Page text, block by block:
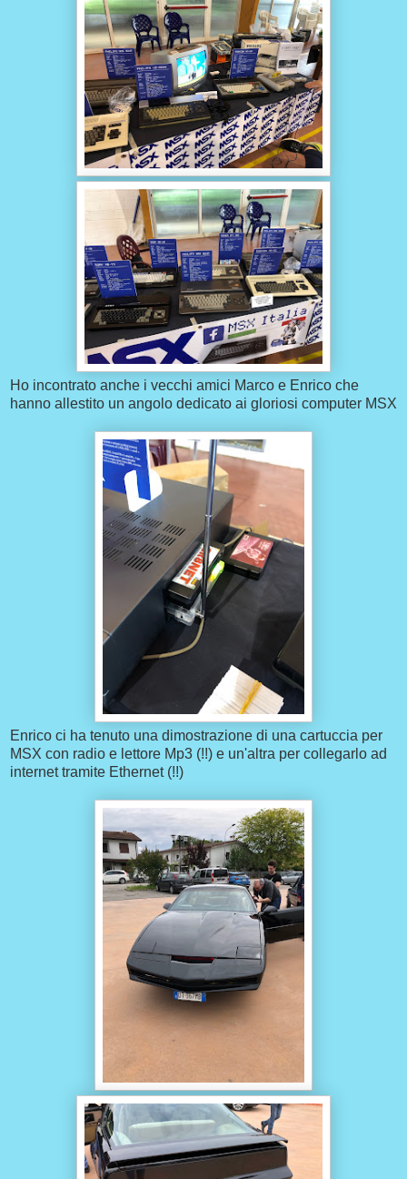
Ho incontrato anche i vecchi amici Marco e Enrico che
hanno allestito un angolo dedicato ai gloriosi computer MSX
Enrico ci ha tenuto una dimostrazione di una cartuccia per
MSX con radio e lettore Mp3 (!!) e un'altra per collegarlo ad
internet tramite Ethernet (!!)